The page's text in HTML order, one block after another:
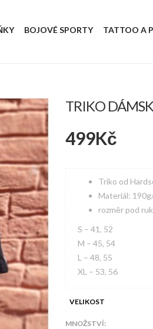
BOJOVÉ SPORTY TATTOO A
TRIKO
499Kč
Triko od
Materiál:
rozměr pod
S – 41, 52
M – 45, 54
L – 48, 55
XL – 53, 56
VELIKOST
MNOŽSTVÍ: